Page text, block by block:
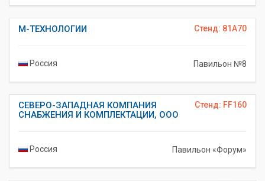
Стенд: 81A70
М-ТЕХНОЛОГИИ
Россия Павильон №8
Стенд: FF160
СЕВЕРО-ЗАПАДНАЯ КОМПАНИЯ
СНАБЖЕНИЯ И КОМПЛЕКТАЦИИ, ООО
Россия Павильон «Форум»